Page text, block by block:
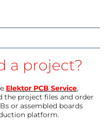
a project?
Elektor PCB Service,
the project files and order
or assembled boards
platform.